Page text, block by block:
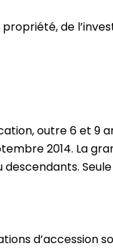
de
outre 6 et 9
2014. La
d’accession